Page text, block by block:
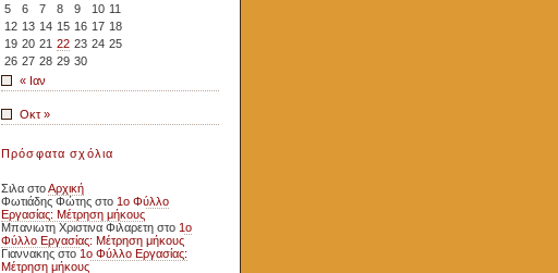
5
6 7 8 9 10 11
12 13 14 15 16 17 18
19 20 21 22 23 24 25
26 27 28 29 30
« Ιαν
Οκτ »
Πρόσφατα σχόλια
Σιλα στοΑρχική
Φωτιάδης Φώτης στο 1ο Φύλλο
Εργασίας: Μέτρηση μήκους
Μπανιωτη Χριστινα Φιλαρετη στο 1ο
Φύλλο Εργασίας: Μέτρηση μήκους
Γιαννακης στο 1ο Φύλλο Εργασίας:
Μέτρηση μήκους